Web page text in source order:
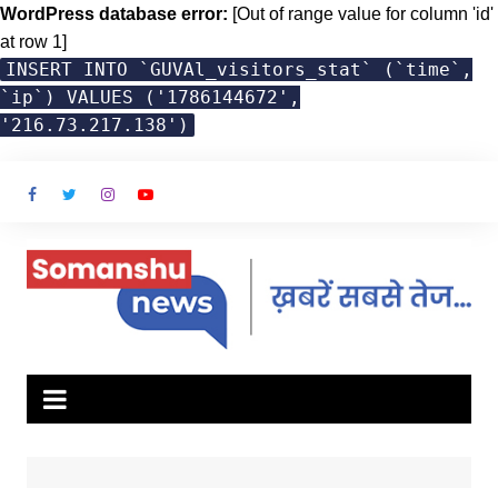
WordPress database error: [Out of range value for column 'id'
at row 1]
INSERT INTO `GUVAl_visitors_stat` (`time`,
`ip`) VALUES ('1786144672',
'216.73.217.138')